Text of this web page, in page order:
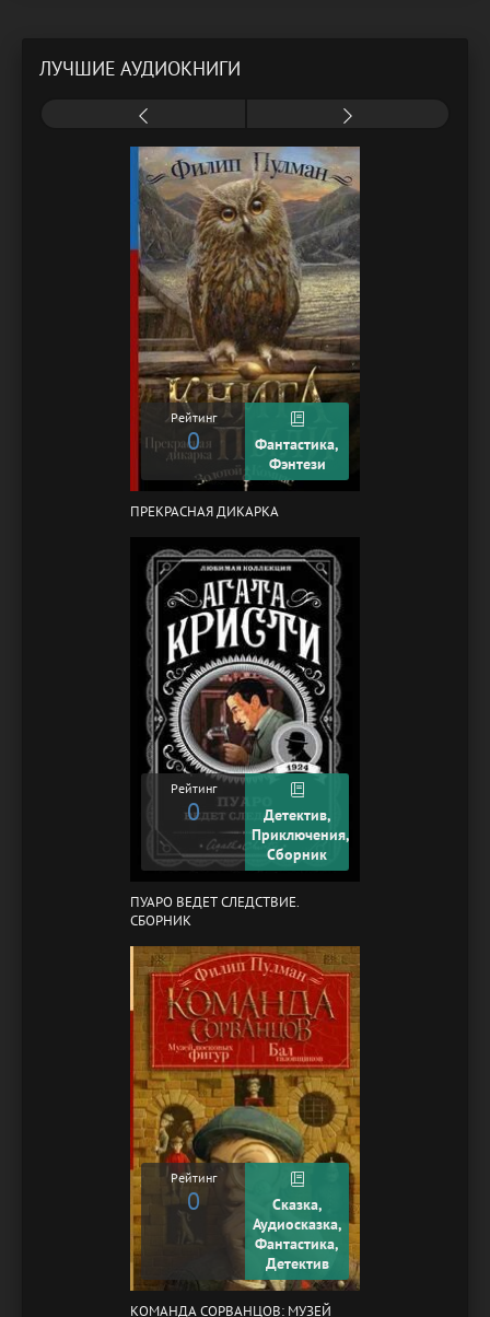
ЛУЧШИЕ АУДИОКНИГИ
Рейтинг
0
Фантастика,
Фэнтези
ПРЕКРАСНАЯ ДИКАРКА
Рейтинг
0
Детектив,
Приключения,
Сборник
ПУАРО ВЕДЕТ СЛЕДСТВИЕ.
СБОРНИК
Рейтинг
0
Сказка,
Аудиосказка,
Фантастика,
Детектив
КОМАНДА СОРВАНЦОВ: МУЗЕЙ